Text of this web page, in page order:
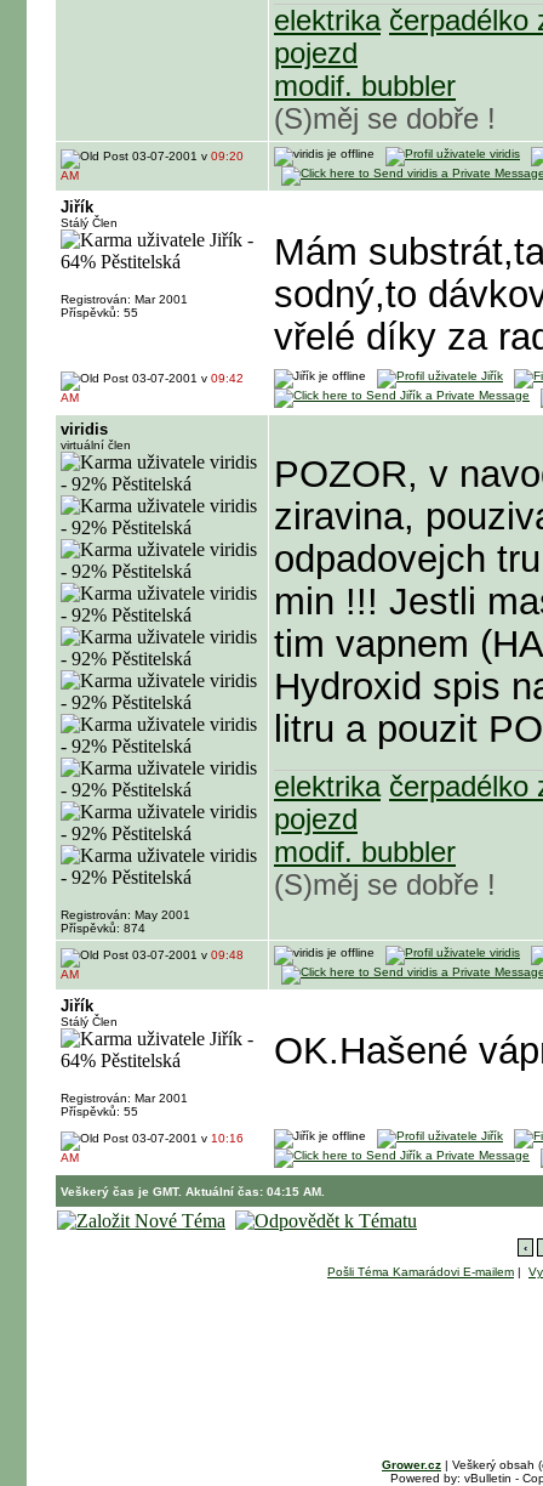
elektrika čerpadélko
pojezd
modif. bubbler
(S)měj se dobře !
03-07-2001 v 09:20
AM
Jiřík
Stálý Člen
Registrován: Mar 2001
Příspěvků: 55
Mám
sodný,to
vřelé díky za
03-07-2001 v 09:42
AM
viridis
virtuální člen
Registrován: May 2001
Příspěvků: 874
POZOR, v
ziravina,
odpadovejch
min !!! Jestli
tim vapnem
Hydroxid spis
litru a pouzit
elektrika čerpadélko
pojezd
modif. bubbler
(S)měj se dobře !
03-07-2001 v 09:48
AM
Jiřík
Stálý Člen
Registrován: Mar 2001
Příspěvků: 55
OK.Hašené
03-07-2001 v 10:16
AM
Veškerý čas je GMT. Aktuální čas: 04:15 AM.
‹
Pošli Téma Kamarádovi E-mailem |
Grower.cz | Veškerý obsah
Powered by: vBulletin -